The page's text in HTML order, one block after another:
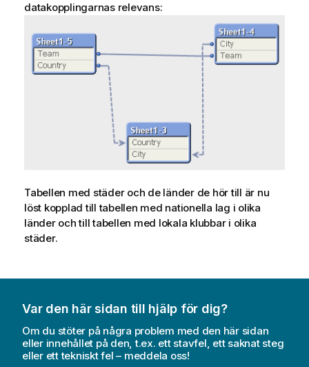
datakopplingarnas relevans:
Tabellen med städer och de länder de hör till är nu
löst kopplad till tabellen med nationella lag i olika
länder och till tabellen med lokala klubbar i olika
städer.
Var den här sidan till hjälp för dig?
Om du stöter på några problem med den här sidan
eller innehållet på den, t.ex. ett stavfel, ett saknat steg
eller ett tekniskt fel – meddela oss!